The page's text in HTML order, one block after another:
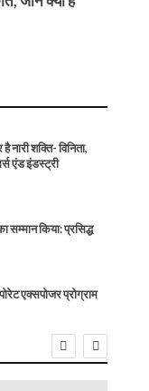
नारी शक्ति- विनिता,
एंड इंडस्ट्री
सम्मान किया: प्रसिद्ध
एक्सपोजर प्रोग्राम